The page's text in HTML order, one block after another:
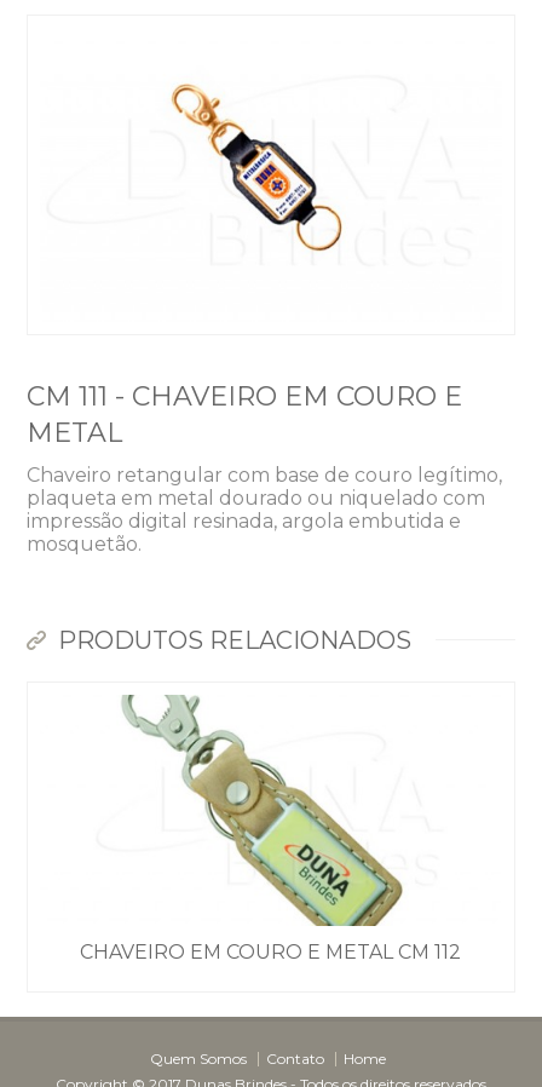
CM 111 - CHAVEIRO EM COURO E
METAL
Chaveiro retangular com base de couro legítimo,
plaqueta em metal dourado ou niquelado com
impressão digital resinada, argola embutida e
mosquetão.
PRODUTOS RELACIONADOS
CHAVEIRO EM COURO E METAL CM 112
Quem Somos Contato
Home
Copyright © 2017 Dunas Brindes - Todos os direitos reservados
Dunas Brindes
Normalmente responde em
minutos